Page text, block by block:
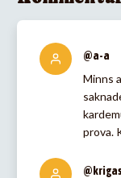
@a-a
Minns
prova.
@krigas